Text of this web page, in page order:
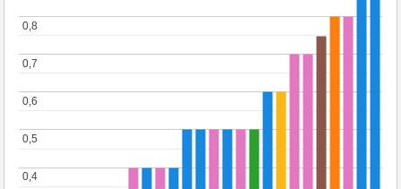
0,4
0,4
0,5
0,5
0,6
0,6
0,7
0,7
0,8
0,8